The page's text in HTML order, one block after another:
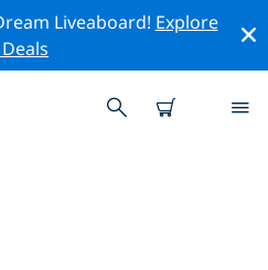
Liveaboard! Explore